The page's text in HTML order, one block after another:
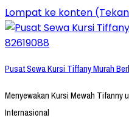
Lompat ke konten
Pusat Sewa Kursi Tiffany Murah
Menyewakan Kursi Mewah Tifanny
Internasional